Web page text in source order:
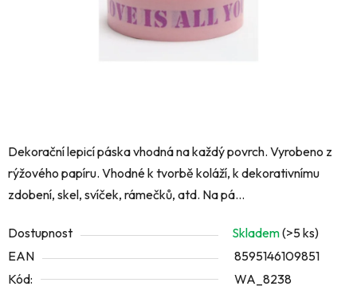
Dekorační lepicí páska vhodná na každý povrch. Vyrobeno z
rýžového papíru. Vhodné k tvorbě koláží, k dekorativnímu
zdobení, skel, svíček, rámečků, atd. Na pá...
Dostupnost Skladem(>5 ks)
EAN
8595146109851
Kód:
WA_8238